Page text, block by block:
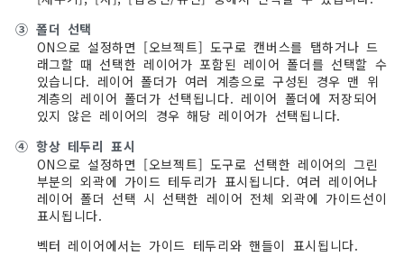
③ 폴더 선택
ON으로 설정하면 [오브젝트] 도구로 캔버스를 탭하거나 드
래그할 때 선택한 레이어가 포함된 레이어 폴더를 선택할 수
있습니다. 레이어 폴더가 여러 계층으로 구성된 경우 맨 위
계층의 레이어 폴더가 선택됩니다. 레이어 폴더에 저장되어
있지 않은 레이어의 경우 해당 레이어가 선택됩니다.
④ 항상 테두리 표시
ON으로 설정하면 [오브젝트] 도구로 선택한 레이어의 그린
부분의 외곽에 가이드 테두리가 표시됩니다. 여러 레이어나
레이어 폴더 선택 시 선택한 레이어 전체 외곽에 가이드선이
표시됩니다.
벡터 레이어에서는 가이드 테두리와 핸들이 표시됩니다.